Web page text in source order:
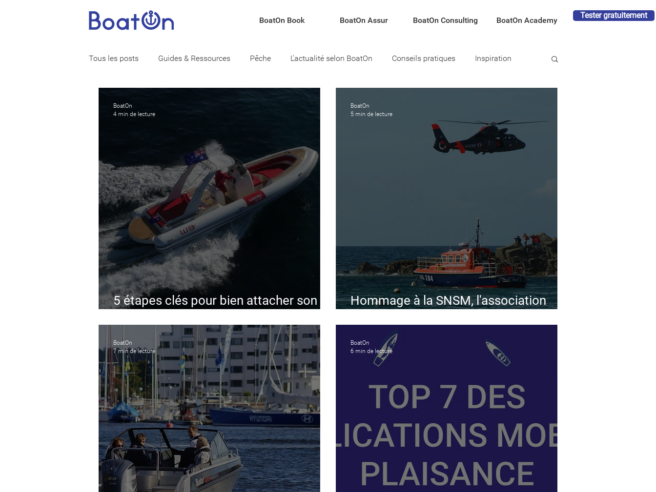
BoatOn Book BoatOn Assur BoatOn Consulting BoatOn Academy
Tester gratuitement
Tous les posts Guides & Ressources Pêche L'actualité selon BoatOn Conseils pratiques Inspiration
5 étapes clés pour bien attacher son
BoatOn
4 min de lecture
Hommage à la SNSM, l'association
BoatOn
5 min de lecture
BoatOn
7 min de lecture
BoatOn
6 min de lecture